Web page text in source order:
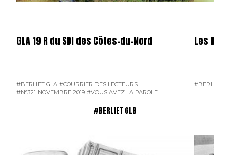
GLA 19 R du SDI des Côtes-du-Nord
#BERLIET GLA #COURRIER DES LECTEURS
#N°321 NOVEMBRE 2019 #VOUS AVEZ LA PAROLE
Les
#BERLIET
#BERLIET GLB